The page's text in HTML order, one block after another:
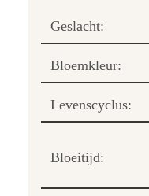
Geslacht:
Bloemkleur:
Levenscyclus:
Bloeitijd: